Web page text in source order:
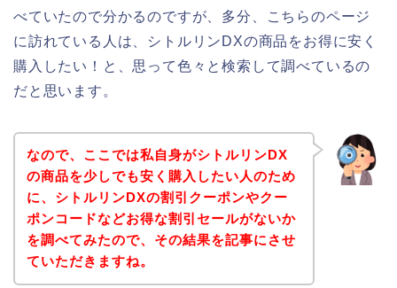
べていたので分かるのですが、多分、こちらのページ
に訪れている人は、シトルリンDXの商品をお得に安く
購入したい！と、思って色々と検索して調べているの
だと思います。
なので、ここでは私自身がシトルリンDX
の商品を少しでも安く購入したい人のため
に、シトルリンDXの割引クーポンやクー
ポンコードなどお得な割引セールがないか
を調べてみたので、その結果を記事にさせ
ていただきますね。